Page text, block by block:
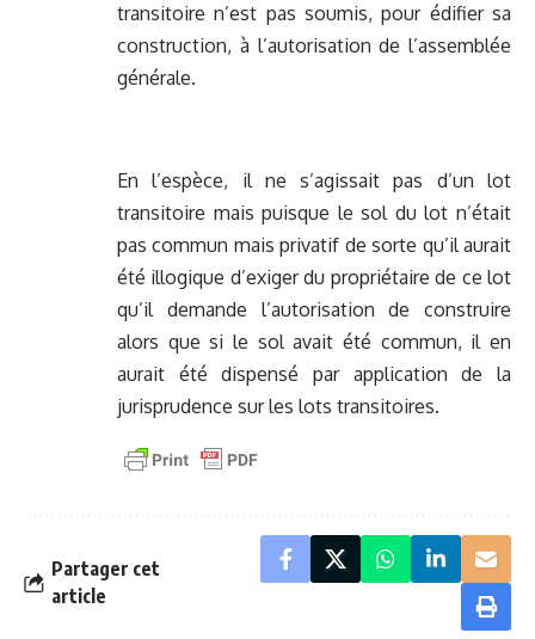
transitoire n’est pas soumis, pour édifier sa
construction, à l’autorisation de l’assemblée
générale.
En l’espèce, il ne s’agissait pas d’un lot
transitoire mais puisque le sol du lot n’était
pas commun mais privatif de sorte qu’il aurait
été illogique d’exiger du propriétaire de ce lot
qu’il demande l’autorisation de construire
alors que si le sol avait été commun, il en
aurait été dispensé par application de la
jurisprudence sur les lots transitoires.
Partager cet
article